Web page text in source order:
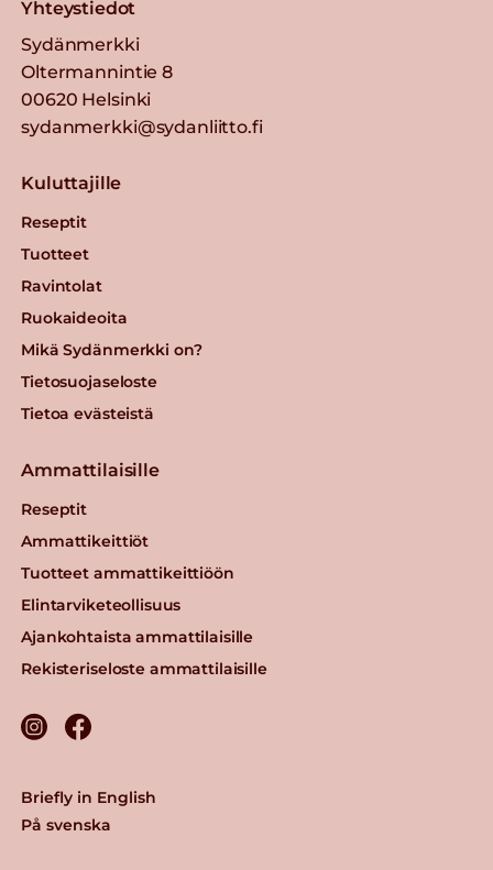
Yhteystiedot
Sydänmerkki
Oltermannintie 8
00620 Helsinki
sydanmerkki@sydanliitto.fi
Kuluttajille
Reseptit
Tuotteet
Ravintolat
Ruokaideoita
Mikä Sydänmerkki on?
Tietosuojaseloste
Tietoa evästeistä
Ammattilaisille
Reseptit
Ammattikeittiöt
Tuotteet ammattikeittiöön
Elintarviketeollisuus
Ajankohtaista ammattilaisille
Rekisteriseloste ammattilaisille
Briefly in English
På svenska